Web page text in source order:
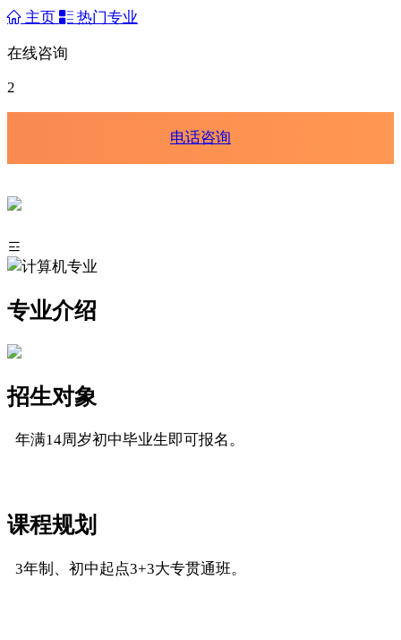
主页 热门专业
在线咨询
2
电话咨询
专业介绍
招生对象
年满14周岁初中毕业生即可报名。
课程规划
3年制、初中起点3+3大专贯通班。